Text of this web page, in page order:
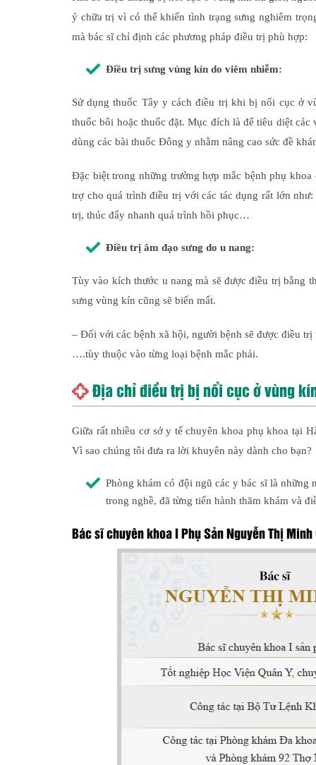
ý chữa trị vì có thể khiến tình trạng sưng nghiêm
mà bác sĩ chỉ định các phương pháp điều trị phù hợp:
Điều trị sưng vùng kín do viêm nhiễm:
Sử dụng thuốc Tây y cách điều trị khi bị nổi cục ở
thuốc bôi hoặc thuốc đặt. Mục đích là để tiêu diệt
dùng các bài thuốc Đông y nhằm nâng cao sức đề
Đặc biệt trong những trường hợp mắc bệnh phụ
trợ cho quá trình điều trị với các tác dụng rất lớn
trị, thúc đẩy nhanh quá trình hồi phục…
Điều trị âm đạo sưng do u nang:
Tùy vào kích thước u nang mà sẽ được điều trị bằng
sưng vùng kín cũng sẽ biến mất.
– Đối với các bệnh xã hội, người bệnh sẽ được điều
….tùy thuộc vào từng loại bệnh mắc phải.
Địa chỉ điều trị bị nổi cục ở vùng
Giữa rất nhiều cơ sở y tế chuyên khoa phụ khoa tại
Vì sao chúng tôi đưa ra lời khuyên này dành cho bạn?
Phòng khám có đội ngũ các y bác sĩ là
trong nghề, đã từng tiến hành thăm khám và
Bác sĩ chuyên khoa I Phụ Sản Nguyễn Thị